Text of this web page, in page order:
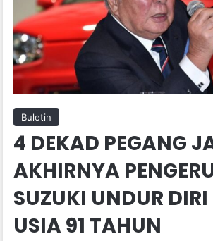
Buletin
4 DEKAD PEGANG
AKHIRNYA
SUZUKI UNDUR
USIA 91 TAHUN